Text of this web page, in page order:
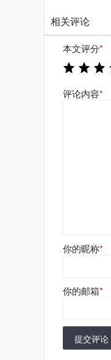
相关评论
本文评分*
评论内容*
你的昵称*
你的邮箱*
提交评论